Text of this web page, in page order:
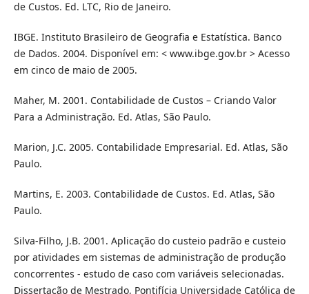
de Custos. Ed. LTC, Rio de Janeiro.
IBGE. Instituto Brasileiro de Geografia e Estatística. Banco
de Dados. 2004. Disponível em: < www.ibge.gov.br > Acesso
em cinco de maio de 2005.
Maher, M. 2001. Contabilidade de Custos – Criando Valor
Para a Administração. Ed. Atlas, São Paulo.
Marion, J.C. 2005. Contabilidade Empresarial. Ed. Atlas, São
Paulo.
Martins, E. 2003. Contabilidade de Custos. Ed. Atlas, São
Paulo.
Silva-Filho, J.B. 2001. Aplicação do custeio padrão e custeio
por atividades em sistemas de administração de produção
concorrentes - estudo de caso com variáveis selecionadas.
Dissertação de Mestrado, Pontifícia Universidade Católica de